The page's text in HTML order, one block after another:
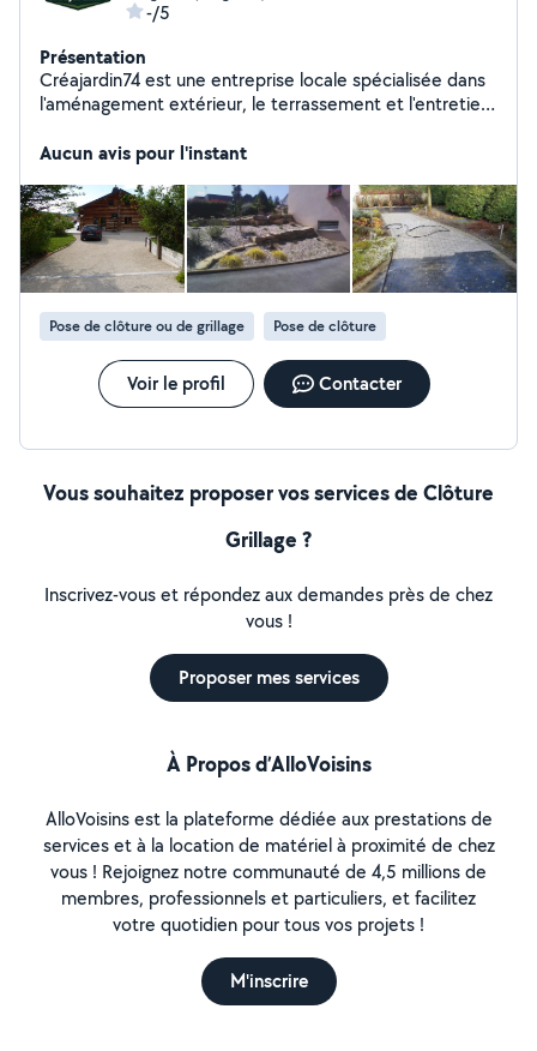
-/5
Présentation
Créajardin74 est une entreprise locale spécialisée dans
l'aménagement extérieur, le terrassement et l'entretien
seul interlocuteur pour un service personnalisé.
Aucun avis pour l'instant
Pose de clôture ou de grillage Pose de clôture
Voir le profil Contacter
Vous souhaitez proposer vos services de Clôture
Grillage ?
Inscrivez-vous et répondez aux demandes près de chez
vous !
Proposer mes services
À Propos d’AlloVoisins
AlloVoisins est la plateforme dédiée aux prestations de
services et à la location de matériel à proximité de chez
vous ! Rejoignez notre communauté de 4,5 millions de
membres, professionnels et particuliers, et facilitez
votre quotidien pour tous vos projets !
M'inscrire